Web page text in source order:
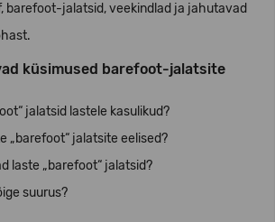
barefoot-jalatsid, veekindlad ja jahutavad
küsimused barefoot-jalatsite
jalatsid lastele kasulikud?
„barefoot“ jalatsite eelised?
laste „barefoot“ jalatsid?
suurus?